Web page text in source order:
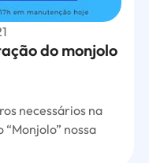
do monjolo
necessários na
nossa